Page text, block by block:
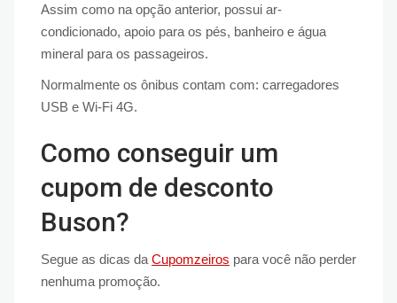
Assim como na opção anterior, possui ar-
condicionado, apoio para os pés, banheiro e água
mineral para os passageiros.
Normalmente os ônibus contam com: carregadores
USB e Wi-Fi 4G.
Como conseguir um
cupom de desconto
Buson?
Segue as dicas da Cupomzeiros para você não perder
nenhuma promoção.